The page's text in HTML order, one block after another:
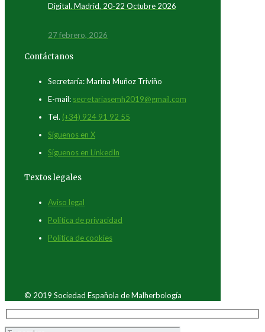
Digital. Madrid, 20-22 Octubre 2026
27 febrero, 2026
Contáctanos
Secretaría: Marina Muñoz Triviño
E-mail: secretariasemh2019@gmail.com
Tel. (+34) 924 91 92 55
Síguenos en X
Síguenos en LinkedIn
Textos legales
Aviso legal
Política de privacidad
Política de cookies
© 2019 Sociedad Española de Malherbología